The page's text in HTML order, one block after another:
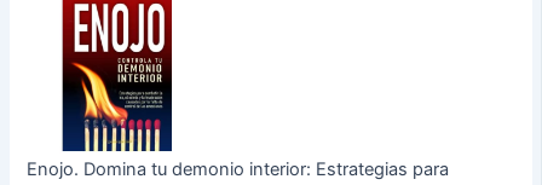
Enojo. Domina tu demonio interior: Estrategias para